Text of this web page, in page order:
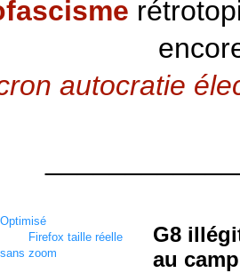
autocratie
G8
au
Optimisé
Firefox taille réelle
sans zoom